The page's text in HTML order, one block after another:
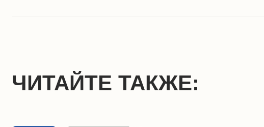
ЧИТАЙТЕ ТАКЖЕ: